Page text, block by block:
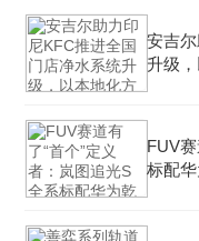
安吉
升级
FUV
标配